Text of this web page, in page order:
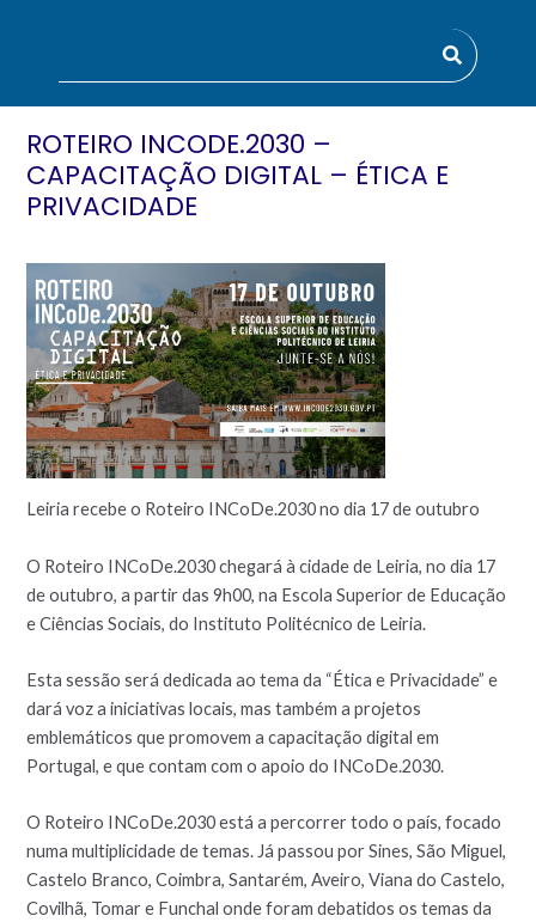
ROTEIRO INCODE.2030 –
CAPACITAÇÃO DIGITAL – ÉTICA E
PRIVACIDADE
Leiria recebe o Roteiro INCoDe.2030 no dia 17 de outubro
O Roteiro INCoDe.2030 chegará à cidade de Leiria, no dia 17
de outubro, a partir das 9h00, na Escola Superior de Educação
e Ciências Sociais, do Instituto Politécnico de Leiria.
Esta sessão será dedicada ao tema da “Ética e Privacidade” e
dará voz a iniciativas locais, mas também a projetos
emblemáticos que promovem a capacitação digital em
Portugal, e que contam com o apoio do INCoDe.2030.
O Roteiro INCoDe.2030 está a percorrer todo o país, focado
numa multiplicidade de temas. Já passou por Sines, São Miguel,
Castelo Branco, Coimbra, Santarém, Aveiro, Viana do Castelo,
Covilhã, Tomar e Funchal onde foram debatidos os temas da